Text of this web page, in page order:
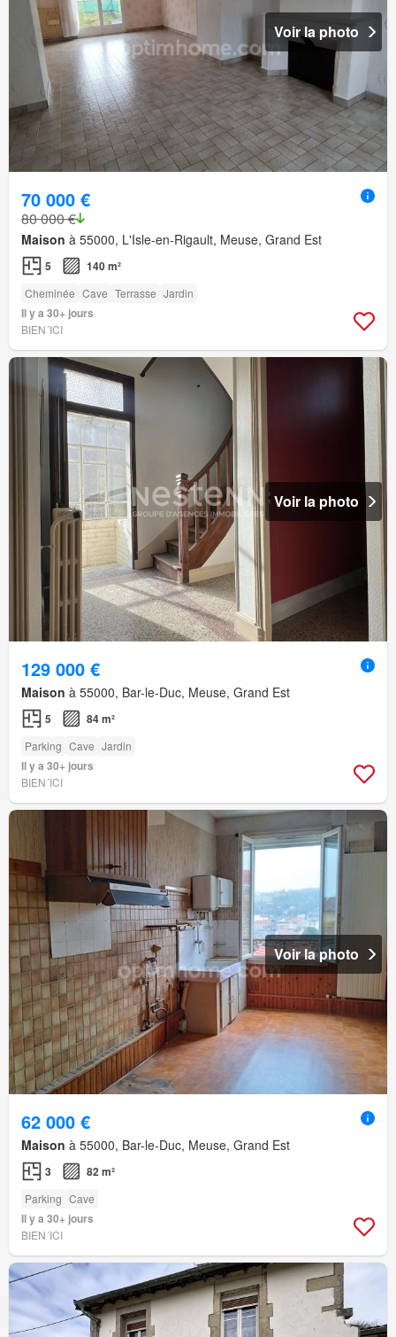
Voir la photo
70 000 €
80 000 €
Maison à 55000, L'Isle-en-Rigault, Meuse, Grand Est
5 140 m²
Cheminée Cave Terrasse Jardin
Il y a 30+ jours
BIEN´ICI
Voir la photo
129 000 €
Maison à 55000, Bar-le-Duc, Meuse, Grand Est
5 84 m²
Parking Cave Jardin
Il y a 30+ jours
BIEN´ICI
Voir la photo
62 000 €
Maison à 55000, Bar-le-Duc, Meuse, Grand Est
3 82 m²
Parking Cave
Il y a 30+ jours
BIEN´ICI